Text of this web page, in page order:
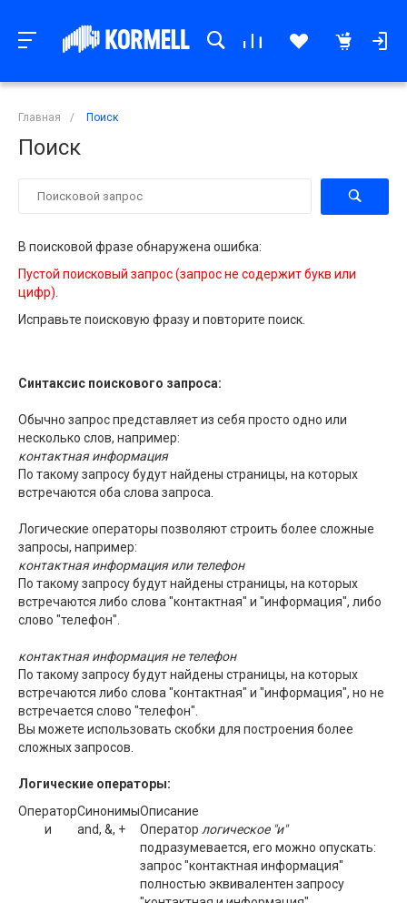
Главная / Поиск
Поиск
В поисковой фразе обнаружена ошибка:
Пустой поисковый запрос (запрос не содержит букв или
цифр).
Исправьте поисковую фразу и повторите поиск.
Синтаксис поискового запроса:
Обычно запрос представляет из себя просто одно или
несколько слов, например:
контактная информация
По такому запросу будут найдены страницы, на которых
встречаются оба слова запроса.
Логические операторы позволяют строить более сложные
запросы, например:
контактная информация или телефон
По такому запросу будут найдены страницы, на которых
встречаются либо слова "контактная" и "информация", либо
слово "телефон".
контактная информация не телефон
По такому запросу будут найдены страницы, на которых
встречаются либо слова "контактная" и "информация", но не
встречается слово "телефон".
Вы можете использовать скобки для построения более
сложных запросов.
Логические операторы:
ОператорСинонимыОписание
и
and, &, + Оператор логическое "и"
подразумевается, его можно опускать:
запрос "контактная информация"
полностью эквивалентен запросу